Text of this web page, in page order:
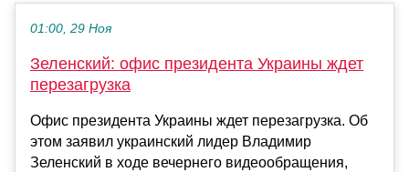
01:00, 29 Ноя
Зеленский: офис президента Украины ждет
перезагрузка
Офис президента Украины ждет перезагрузка. Об
этом заявил украинский лидер Владимир
Зеленский в ходе вечернего видеообращения,